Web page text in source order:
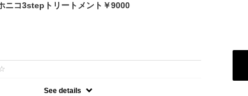
ニコ3stepトリートメント￥9000
See details